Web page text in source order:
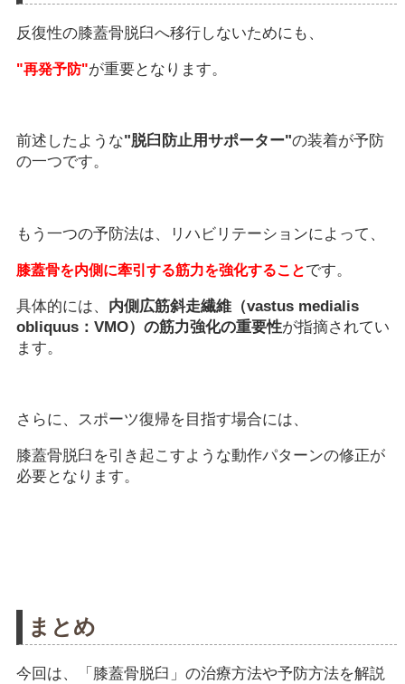
反復性の膝蓋骨脱臼へ移行しないためにも、
"再発予防"が重要となります。
前述したような"脱臼防止用サポーター"の装着が予防
の一つです。
もう一つの予防法は、リハビリテーションによって、
膝蓋骨を内側に牽引する筋力を強化することです。
具体的には、 内側広筋斜走繊維（vastus medialis
obliquus：VMO）の筋力強化の重要性が指摘されてい
ます。
さらに、スポーツ復帰を目指す場合には、
膝蓋骨脱臼を引き起こすような動作パターンの修正が
必要となります。
まとめ
今回は、「膝蓋骨脱臼」の治療方法や予防方法を解説